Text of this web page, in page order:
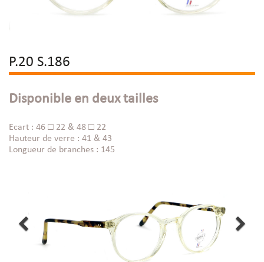
P.20 S.186
Disponible en deux tailles
Ecart : 46 □ 22 & 48 □ 22
Hauteur de verre : 41 & 43
Longueur de branches : 145